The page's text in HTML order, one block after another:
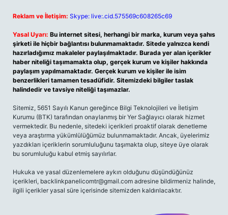
Reklam ve İletişim: Skype: live:.cid.575569c608265c69
Yasal Uyarı: Bu internet sitesi, herhangi bir marka, kurum veya şahıs
şirketi ile hiçbir bağlantısı bulunmamaktadır. Sitede yalnızca kendi
hazırladığımız makaleler paylaşılmaktadır. Burada yer alan içerikler
haber niteliği taşımamakta olup, gerçek kurum ve kişiler hakkında
paylaşım yapılmamaktadır. Gerçek kurum ve kişiler ile isim
benzerlikleri tamamen tesadüfidir. Sitemizdeki bilgiler taslak
halindedir ve tavsiye niteliği taşımazlar.
Sitemiz, 5651 Sayılı Kanun gereğince Bilgi Teknolojileri ve İletişim
Kurumu (BTK) tarafından onaylanmış bir Yer Sağlayıcı olarak hizmet
vermektedir. Bu nedenle, sitedeki içerikleri proaktif olarak denetleme
veya araştırma yükümlülüğümüz bulunmamaktadır. Ancak, üyelerimiz
yazdıkları içeriklerin sorumluluğunu taşımakta olup, siteye üye olarak
bu sorumluluğu kabul etmiş sayılırlar.
Hukuka ve yasal düzenlemelere aykırı olduğunu düşündüğünüz
içerikleri, backlinkpanelicomtr@gmail.com adresine bildirmeniz halinde,
ilgili içerikler yasal süre içerisinde sitemizden kaldırılacaktır.